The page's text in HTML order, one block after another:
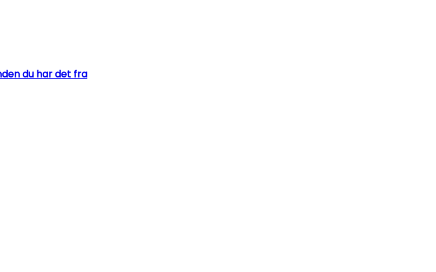
du har det fra